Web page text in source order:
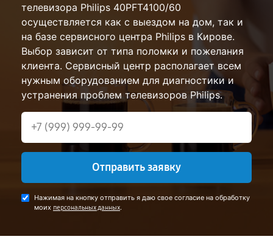
телевизора Philips 40PFT4100/60
осуществляется как с выездом на дом, так и
на базе сервисного центра Philips в Кирове.
Выбор зависит от типа поломки и пожелания
клиента. Сервисный центр располагает всем
нужным оборудованием для диагностики и
устранения проблем телевизоров Philips.
Отправить заявку
Нажимая на кнопку отправить я даю свое согласие на обработку
моих персональных данных.